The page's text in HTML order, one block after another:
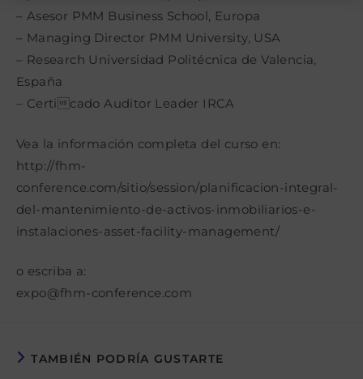
– Asesor PMM Business School, Europa
– Managing Director PMM University, USA
– Research Universidad Politécnica de Valencia,
España
– Certicado Auditor Leader IRCA
Vea la información completa del curso en:
http://fhm-
conference.com/sitio/session/planificacion-integral-
del-mantenimiento-de-activos-inmobiliarios-e-
instalaciones-asset-facility-management/
o escriba a:
expo@fhm-conference.com
TAMBIÉN PODRÍA GUSTARTE